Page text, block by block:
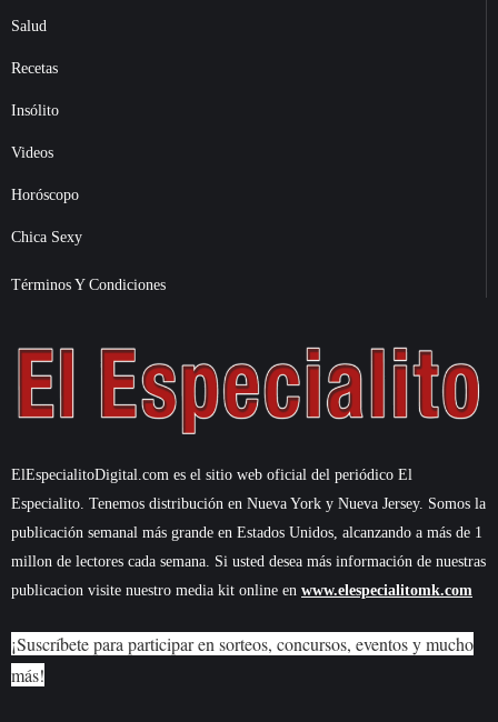
Salud
Recetas
Insólito
Videos
Horóscopo
Chica Sexy
Términos Y Condiciones
ElEspecialitoDigital.com es el sitio web oficial del periódico El
Especialito. Tenemos distribución en Nueva York y Nueva Jersey. Somos la
publicación semanal más grande en Estados Unidos, alcanzando a más de 1
millon de lectores cada semana. Si usted desea más información de nuestras
publicacion visite nuestro media kit online en www.elespecialitomk.com
¡Suscríbete para participar en sorteos, concursos, eventos y mucho
más!